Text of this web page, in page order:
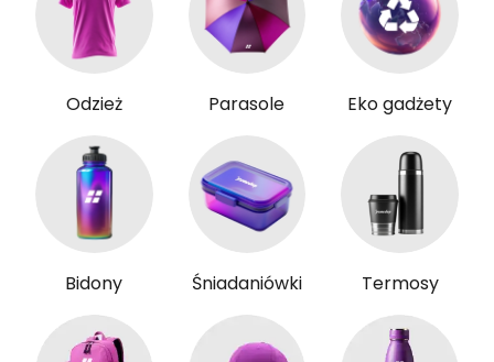
Odzież Parasole Eko gadżety
Bidony Śniadaniówki Termosy